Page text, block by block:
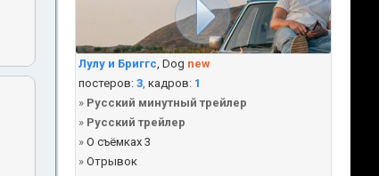
Лулу и Бриггс, Dog new
постеров: 3, кадров: 1
» Русский минутный трейлер
» Русский трейлер
» О съёмках 3
» Отрывок